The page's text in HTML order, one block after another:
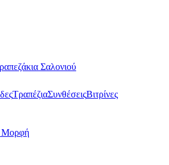
Σαλονιού
ΤραπέζιαΣυνθέσειςΒιτρίνες
Μορφή